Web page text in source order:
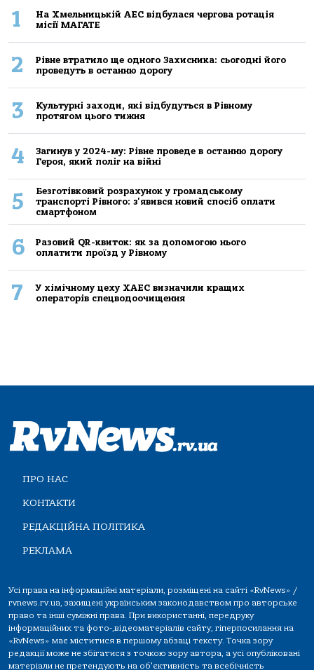
1
На Хмельницькій АЕС відбулася чергова ротація
місії МАГАТЕ
2
Рівне втратило ще одного Захисника: сьогодні його
проведуть в останню дорогу
3
Культурні заходи, які відбудуться в Рівному
протягом цього тижня
4
Загинув у 2024-му: Рівне проведе в останню дорогу
Героя, який поліг на війні
5
Безготівковий розрахунок у громадському
транспорті Рівного: з'явився новий спосіб оплати
смартфоном
6
Разовий QR-квиток: як за допомогою нього
оплатити проїзд у Рівному
7
У хімічному цеху ХАЕС визначили кращих
операторів спецводоочищення
ПРО НАС
КОНТАКТИ
РЕДАКЦІЙНА ПОЛІТИКА
РЕКЛАМА
Усі права на інформаційні матеріали, розміщені на сайті «RvNews» /
rvnews.rv.ua, захищені українським законодавством про авторське
право та інші суміжні права. При використанні, передруку
інформаційних та фото-,відеоматеріалів сайту, гіперпосилання на
«RvNews» має міститися в першому абзаці тексту. Точка зору
редакції може не збігатися з точкою зору автора, а усі опубліковані
матеріали не претендують на об'єктивність та всебічність